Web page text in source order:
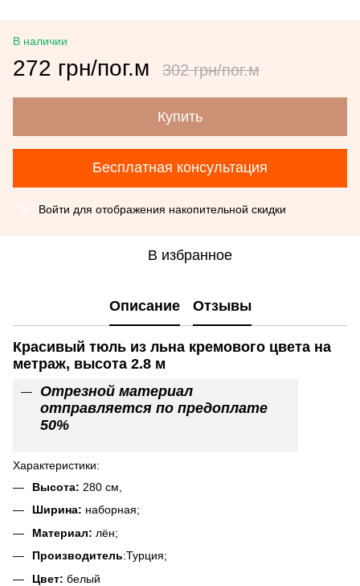
В наличии
272 грн/пог.м 302 грн/пог.м
Купить
Бесплатная консультация
Войти для отображения накопительной скидки
В избранное
Описание Отзывы
Красивый тюль из льна кремового цвета на
метраж, высота 2.8 м
Отрезной материал
отправляется по предоплате
50%
Характеристики:
Высота: 280 см,
Ширина: наборная;
Материал: лён;
Производитель:Турция;
Цвет: белый